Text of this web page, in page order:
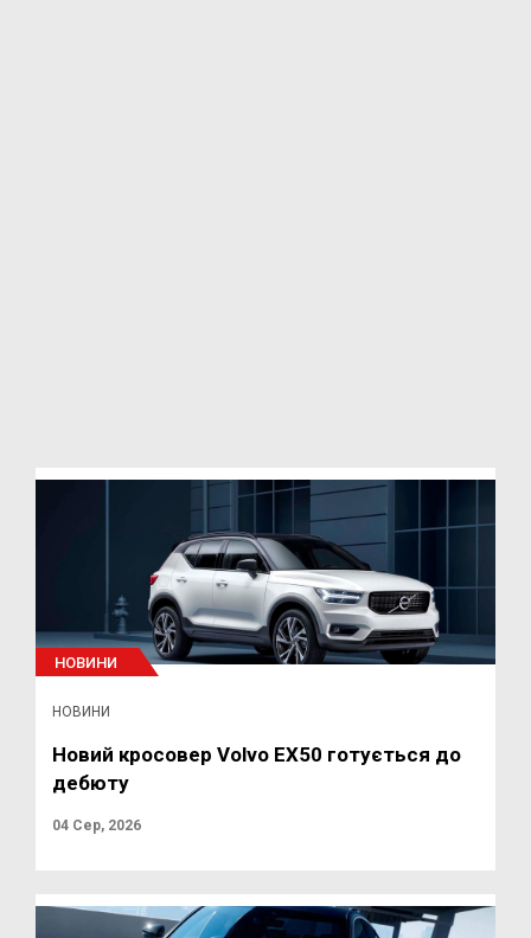
НОВИНИ
НОВИНИ
Новий кросовер Volvo EX50 готується до
дебюту
04 Сер, 2026